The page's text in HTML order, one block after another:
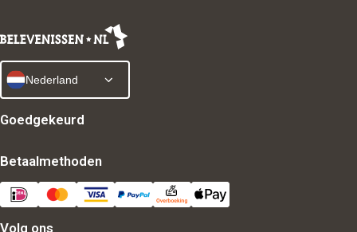
Nederland
Goedgekeurd
Betaalmethoden
Volg ons